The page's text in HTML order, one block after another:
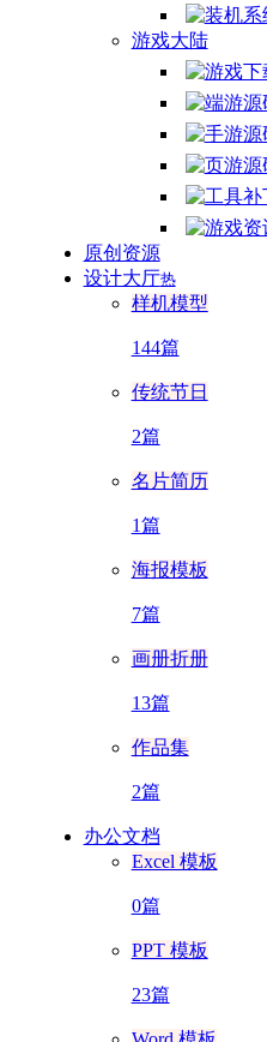
游戏大陆
原创资源
设计大厅热
样机模型
144篇
传统节日
2篇
名片简历
1篇
海报模板
7篇
画册折册
13篇
作品集
2篇
办公文档
Excel 模板
0篇
PPT 模板
23篇